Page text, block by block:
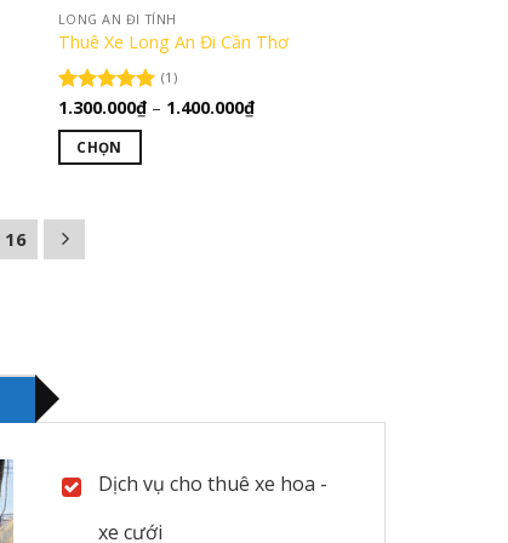
trên
trang
sản
phẩm
LONG AN ĐI TỈNH
Thuê Xe Long An Đi Cần Thơ
Được xếp
hạng5.00
5 sao
(1)
1.300.000₫ – 1.400.000₫Khoảng
giá:
CHỌN
này
có
tùy
chọn
thể
16
Dịch vụ cho thuê xe hoa -
xe cưới